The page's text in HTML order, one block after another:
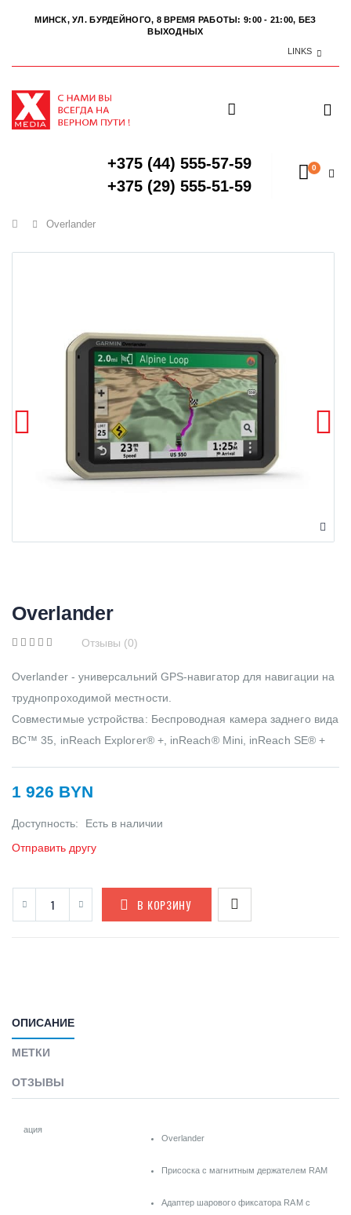
МИНСК, УЛ. БУРДЕЙНОГО, 8 ВРЕМЯ РАБОТЫ: 9:00 - 21:00, БЕЗ
ВЫХОДНЫХ
LINKS
+375 (44) 555-57-59
+375 (29) 555-51-59
0
Главная
Overlander
Overlander
Отзывы (0)
Overlander - универсальний GPS-навигатор для навигации на
труднопроходимой местности.
Совместимые устройства: Беспроводная камера заднего вида
BC™ 35, inReach Explorer® +, inReach® Mini, inReach SE® +
1 926 BYN
Доступность:
Есть в наличии
Отправить другу
В КОРЗИНУ
ОПИСАНИЕ
МЕТКИ
ОТЗЫВЫ
ация
Overlander
Присоска с магнитным держателем RAM
Адаптер шарового фиксатора RAM с